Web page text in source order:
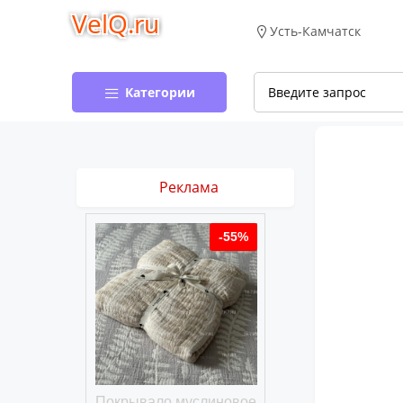
VelQ.ru Усть-Камчатск
Категории
Реклама
-55%